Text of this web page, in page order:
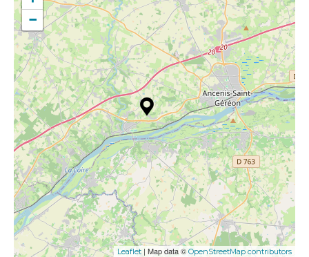
−
Leaflet | Map data © OpenStreetMap contributors